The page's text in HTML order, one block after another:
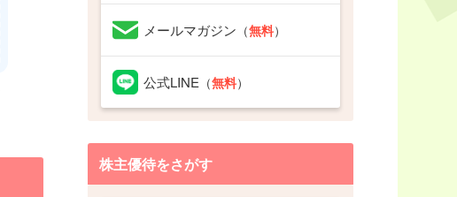
メールマガジン （無料）
公式LINE （無料）
株主優待をさがす